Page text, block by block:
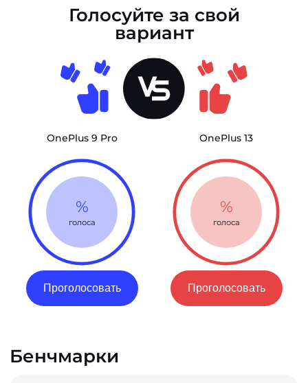
Голосуйте за свой
вариант
OnePlus 9 Pro
%
голоса
Проголосовать
OnePlus 13
%
голоса
Проголосовать
Бенчмарки